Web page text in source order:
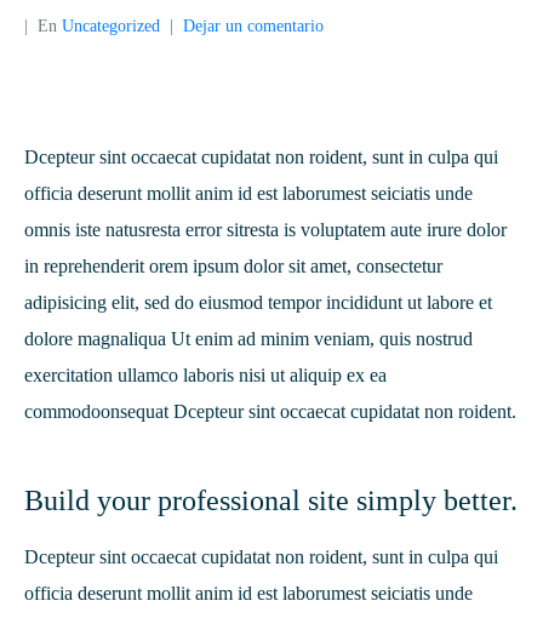
En Uncategorized Dejar un comentario
Dcepteur sint occaecat cupidatat non roident, sunt in culpa qui
officia deserunt mollit anim id est laborumest seiciatis unde
omnis iste natusresta error sitresta is voluptatem aute irure dolor
in reprehenderit orem ipsum dolor sit amet, consectetur
adipisicing elit, sed do eiusmod tempor incididunt ut labore et
dolore magnaliqua Ut enim ad minim veniam, quis nostrud
exercitation ullamco laboris nisi ut aliquip ex ea
commodoonsequat Dcepteur sint occaecat cupidatat non roident.
Build your professional site simply better.
Dcepteur sint occaecat cupidatat non roident, sunt in culpa qui
officia deserunt mollit anim id est laborumest seiciatis unde